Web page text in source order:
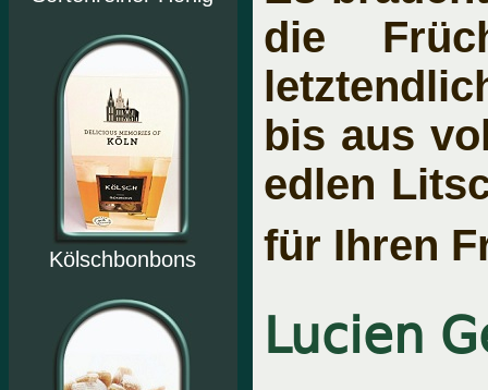
Kölschbonbons
die
bis aus
edlen
für Ihren
Lucien